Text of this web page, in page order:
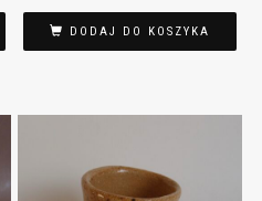
DODAJ DO KOSZYKA